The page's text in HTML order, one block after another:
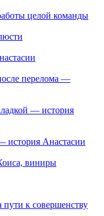
целой команды
перелома —
— история
история Анастасии
виниры
к совершенству